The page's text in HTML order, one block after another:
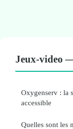
Jeux-video
Oxygenserv : la
accessible
Quelles sont les